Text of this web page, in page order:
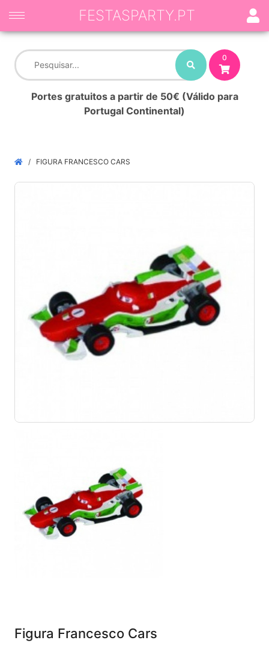
0
Portes gratuitos a partir de 50€ (Válido para
Portugal Continental)
FESTASPARTY.PT
FIGURA FRANCESCO CARS
Figura Francesco Cars